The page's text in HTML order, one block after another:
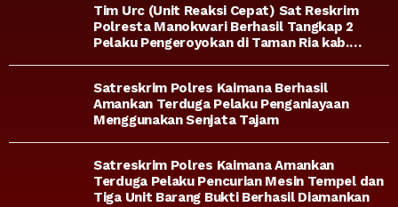
Pidana Narkotika
Golongan I Jenis Shabu di
SP 4 Distrik Prafi kab.
Tim Urc (Unit Reaksi Cepat) Sat Reskrim
Polresta Manokwari Berhasil Tangkap 2
Pelaku Pengeroyokan di Taman Ria kab.
Satreskrim Polres Kaimana Berhasil
Amankan Terduga Pelaku Penganiayaan
Menggunakan Senjata Tajam
Satreskrim Polres Kaimana Amankan
Terduga Pelaku Pencurian Mesin Tempel dan
Tiga Unit Barang Bukti Berhasil Diamankan